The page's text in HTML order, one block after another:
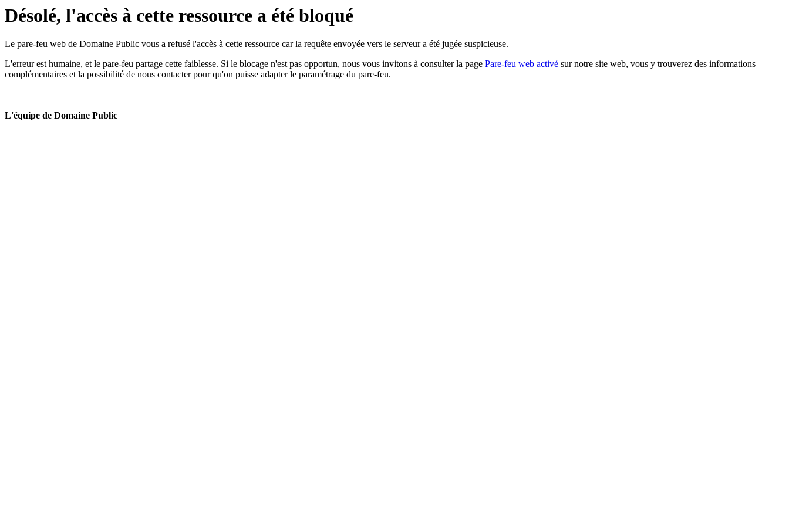
Désolé, l'accès à cette ressource a été bloqué
Le pare-feu web de Domaine Public vous a refusé l'accès à cette ressource car la requête envoyée vers le serveur a été jugée suspicieuse.
L'erreur est humaine, et le pare-feu partage cette faiblesse. Si le blocage n'est pas opportun, nous vous invitons à consulter la page Pare-feu web activé sur notre site web, vous y trouverez des informations
complémentaires et la possibilité de nous contacter pour qu'on puisse adapter le paramétrage du pare-feu.
L'équipe de Domaine Public